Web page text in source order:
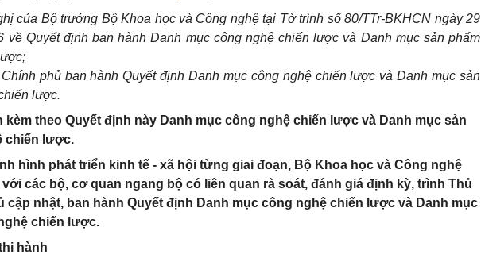
của Bộ trưởng Bộ Khoa học và Công nghệ tại Tờ trình số 80/TTr-BKHCN ngày 29
về Quyết định ban hành Danh mục công nghệ chiến lược và Danh mục sản phẩm
phủ ban hành Quyết định Danh mục công nghệ chiến lược và Danh mục sản
lược.
kèm theo Quyết định này Danh mục công nghệ chiến lược và Danh mục sản
chiến lược.
hình phát triển kinh tế - xã hội từng giai đoạn, Bộ Khoa học và Công nghệ
các bộ, cơ quan ngang bộ có liên quan rà soát, đánh giá định kỳ, trình Thủ
cập nhật, ban hành Quyết định Danh mục công nghệ chiến lược và Danh mục
chiến lược.
hành